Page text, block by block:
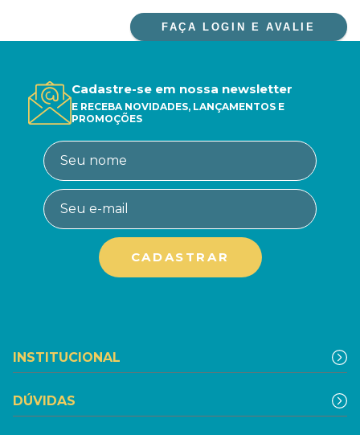
FAÇA LOGIN E AVALIE
Cadastre-se em nossa newsletter
E RECEBA NOVIDADES, LANÇAMENTOS E
PROMOÇÕES
INSTITUCIONAL
DÚVIDAS